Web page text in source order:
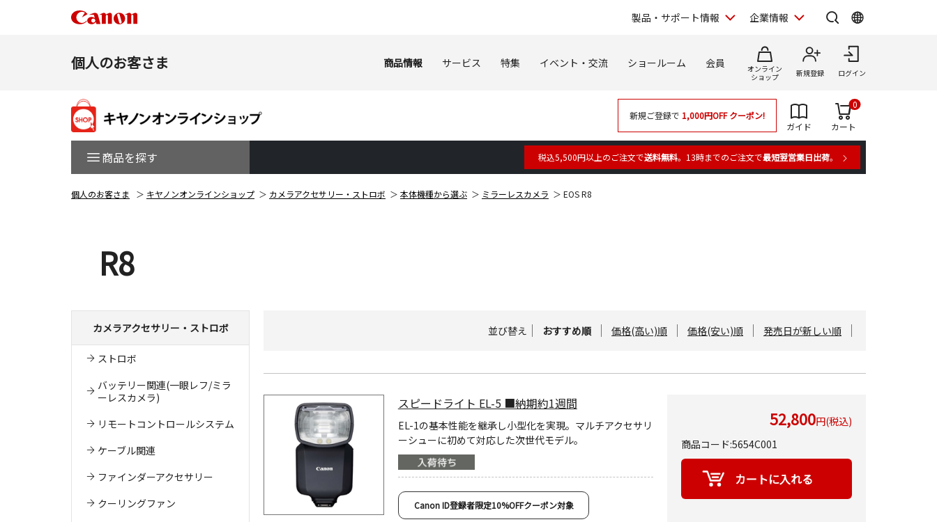
製品・サポート情報 企業情報
個人のお客さま 商品情報 サービス 特集 イベント・交流 ショールーム 会員
オンライン
ショップ
新規登録 ログイン
商品を探す
新規ご登録で 1,000円OFFクーポン!
ガイド
カート
0
税込5,500円以上のご注文で送料無料。13時までのご注文で最短翌営業日出荷。
個人のお客さま キヤノンオンラインショップ カメラアクセサリー・ストロボ 本体機種から選ぶ ミラーレスカメラ EOS R8
R8
カメラアクセサリー・ストロボ
ストロボ
バッテリー関連(一眼レフ/ミラ
ーレスカメラ)
リモートコントロールシステム
ケーブル関連
ファインダーアクセサリー
クーリングファン
並び替え おすすめ順 価格(高い)順 価格(安い)順 発売日が新しい順
スピードライト EL-5 ■納期約1週間
EL-1の基本性能を継承し小型化を実現。マルチアクセサリ
ーシューに初めて対応した次世代モデル。
Canon ID登録者限定10%OFFクーポン対象
52,800円(税込)
商品コード:5654C001